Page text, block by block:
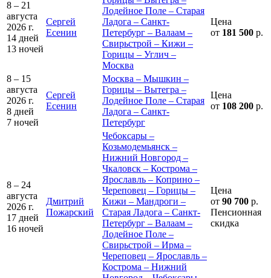
8 – 21
августа
2026 г.
14 дней
13 ночей
Сергей
Есенин
Лодейное Поле – Старая
Ладога – Санкт-
Петербург – Валаам –
Свирьстрой – Кижи –
Горицы – Углич –
Москва
Цена
от 181 500 р.
8 – 15
августа
2026 г.
8 дней
7 ночей
Сергей
Есенин
Москва – Мышкин –
Горицы – Вытегра –
Лодейное Поле – Старая
Ладога – Санкт-
Петербург
Цена
от 108 200 р.
8 – 24
августа
2026 г.
17 дней
16 ночей
Дмитрий
Пожарский
Чебоксары –
Козьмодемьянск –
Нижний Новгород –
Чкаловск – Кострома –
Ярославль – Коприно –
Череповец – Горицы –
Кижи – Мандроги –
Старая Ладога – Санкт-
Петербург – Валаам –
Лодейное Поле –
Свирьстрой – Ирма –
Череповец – Ярославль –
Кострома – Нижний
Цена
от 90 700 р.
Пенсионная
скидка